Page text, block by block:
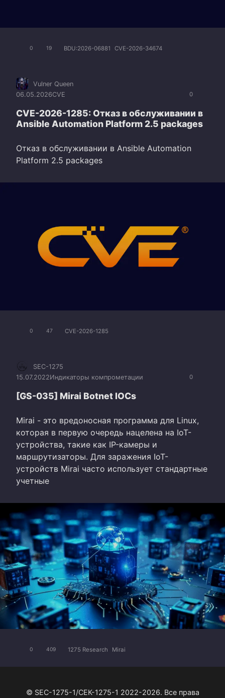
0 19 BDU:2026-06881 CVE-2026-34674
0
Vulner Queen
06.05.2026CVE
CVE-2026-1285: Отказ в обслуживании в
Ansible Automation Platform 2.5 packages
Отказ в обслуживании в Ansible Automation
Platform 2.5 packages
0 47 CVE-2026-1285
0
SEC-1275
15.07.2022Индикаторы компрометации
[GS-035] Mirai Botnet IOCs
Mirai - это вредоносная программа для Linux,
которая в первую очередь нацелена на IoT-
устройства, такие как IP-камеры и
маршрутизаторы. Для заражения IoT-
устройств Mirai часто использует стандартные
учетные
0 409 1275 Research Mirai
© SEC-1275-1/СЕК-1275-1 2022-2026. Все права